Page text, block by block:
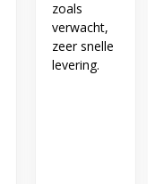
zoals
verwacht,
zeer snelle
levering.